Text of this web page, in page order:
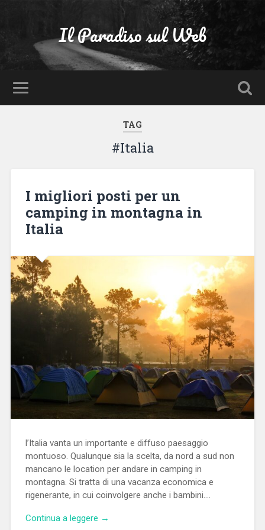
Il Paradiso sul Web
TAG
#Italia
I migliori posti per un
camping in montagna in
Italia
l’Italia vanta un importante e diffuso paesaggio
montuoso. Qualunque sia la scelta, da nord a sud non
mancano le location per andare in camping in
montagna. Si tratta di una vacanza economica e
rigenerante, in cui coinvolgere anche i bambini….
Continua a leggere →